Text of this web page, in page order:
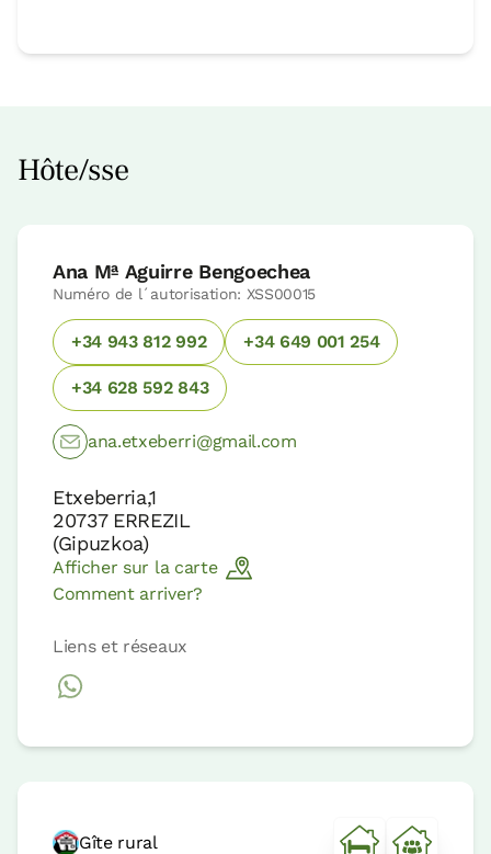
Hôte/sse
Ana Mª Aguirre Bengoechea
Numéro de l´autorisation: XSS00015
+34 943 812 992 +34 649 001 254
+34 628 592 843
ana.etxeberri@gmail.com
Etxeberria,1
20737 ERREZIL
(Gipuzkoa)
Afficher sur la carte
Comment arriver?
Liens et réseaux
Gîte rural